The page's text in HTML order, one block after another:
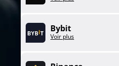
Bybit
Voir plus